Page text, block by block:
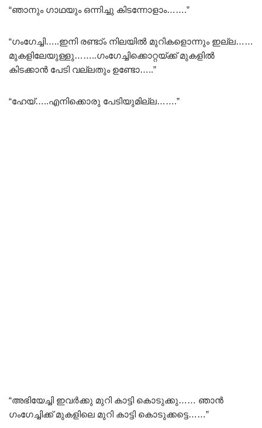
“ഞാനും ഗാഥയും ഒന്നിച്ചു കിടന്നോളാം…….”
“ഗംഗേച്ചി…..ഇനി രണ്ടാ്ം നിലയിൽ മുറികളൊന്നും ഇല്ല……
മുകളിലേയുള്ളു……..ഗംഗേച്ചിക്കൊറ്റയ്ക്ക് മുകളിൽ
കിടക്കാൻ പേടി വല്ലതും ഉണ്ടോ…..”
“ഹേയ്…..എനിക്കൊരു പേടിയുമില്ല…….”
“അഭിയേച്ചി ഇവർക്കു മുറി കാട്ടി കൊടുക്കു…… ഞാൻ
ഗംഗേച്ചിക്ക് മുകളിലെ മുറി കാട്ടി കൊടുക്കട്ടെ……”